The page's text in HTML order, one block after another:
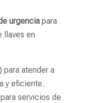
urgenciapara
llaves en
para atender a
y eficiente.
servicios de